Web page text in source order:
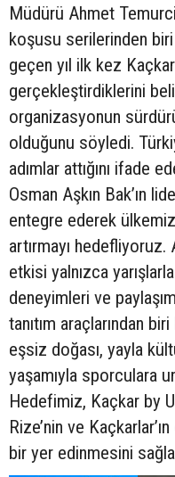
Müdürü Ahmet
koşusu serilerinden biri
geçen yıl ilk kez
gerçekleştirdiklerini
organizasyonun
olduğunu söyledi.
adımlar attığını ifade
Osman Aşkın Bak’ın
entegre ederek
artırmayı hedefliyoruz.
etkisi yalnızca
deneyimleri ve
tanıtım araçlarından
eşsiz doğası, yayla
yaşamıyla sporculara
Hedefimiz, Kaçkar by
Rize’nin ve
bir yer edinmesini